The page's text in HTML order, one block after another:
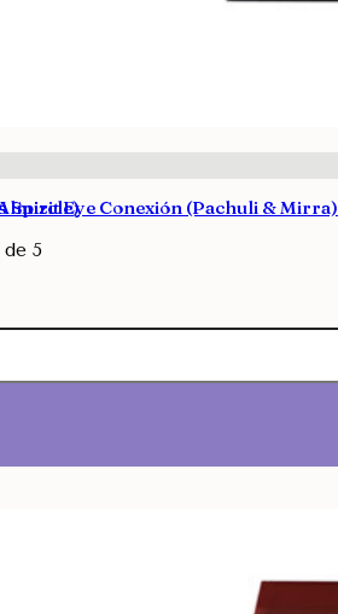
Spirit Eye Conexión (Pachuli & Mirra)
5